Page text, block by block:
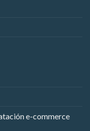
e-commerce